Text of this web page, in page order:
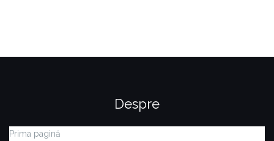
Despre
Prima pagină